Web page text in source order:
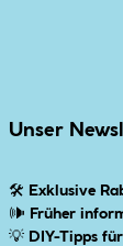
Unser
🛠 Exklusive
🕪 Früher
💡 DIY-Tipps